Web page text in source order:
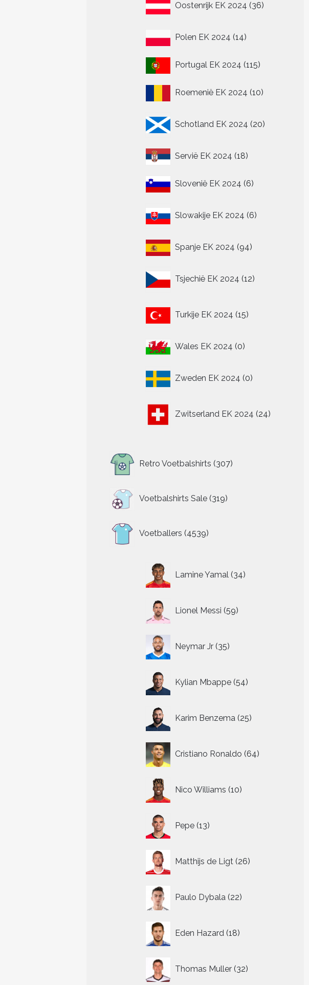
Oostenrijk EK 2024 36
producten
Polen EK 2024 1414
Portugal EK 2024 115115
Roemenië EK 2024 1010
Schotland EK 2024 20
producten
Servië EK 2024 1818
Slovenië EK 2024 66
Slowakije EK 2024 6
producten
Spanje EK 2024 9494
Tsjechië EK 2024 12
producten
Turkije EK 2024 15
producten
Wales EK 2024 00
Zweden EK 2024 0
producten
Zwitserland EK 2024 24
producten
Retro Voetbalshirts 307
producten
Voetbalshirts Sale 319
319
producten
Voetballers 4539
producten
Lamine Yamal 34
producten
Lionel Messi 59
producten
Neymar Jr 35
producten
Kylian Mbappe 54
producten
Karim Benzema 25
producten
Cristiano Ronaldo 64
producten
Nico Williams 10
producten
Pepe 13
producten
Matthijs de Ligt 26
producten
Paulo Dybala 22
producten
Eden Hazard 18
producten
Thomas Muller 32
producten